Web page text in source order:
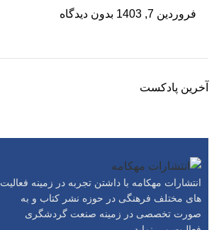
فروردین 7, 1403 بدون دیدگاه
آخرین پادکست
انتشارات مهکامه با داشتن تجربه در زمینه فعالیت
های مختلف فرهنگی در حوزه نشر کتاب و به
صورت تخصصی در زمینه صنعت گردشگری